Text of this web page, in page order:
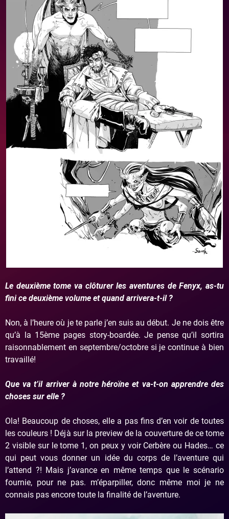
Le deuxième tome va clôturer les aventures de Fenyx, as-tu
fini ce deuxième volume et quand arrivera-t-il ?
Non, à l’heure où je te parle j’en suis au début. Je ne dois être
qu’à la 15ème pages story-boardée. Je pense qu’il sortira
raisonnablement en septembre/octobre si je continue à bien
travaillé!
Que va t’il arriver à notre héroïne et va-t-on apprendre des
choses sur elle ?
Ola! Beaucoup de choses, elle a pas fins d’en voir de toutes
les couleurs ! Déjà sur la preview de la couverture de ce tome
2 visible sur le tome 1, on peux y voir Cerbère ou Hades… ce
qui peut vous donner un idée du corps de l’aventure qui
l’attend ?! Mais j’avance en même temps que le scénario
fournie, pour ne pas. m’éparpiller, donc même moi je ne
connais pas encore toute la finalité de l’aventure.